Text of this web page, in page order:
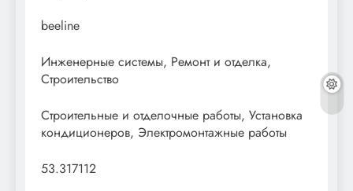
beeline
Инженерные системы, Ремонт и отделка,
Строительство
Строительные и отделочные работы, Установка
кондиционеров, Электромонтажные работы
53.317112